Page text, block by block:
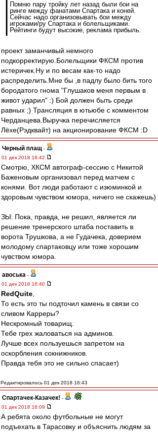
Помню пару тройку лет назад были бои на
ринге между фанатами Спартака и коней.
Сейчас надо организовывать бои между
игроками/ру Спартака и болельщиками.
Рейтинги будут высокие, реклама прибыль.
проект заманчивый.немного
подкорректирую.Болельщики ФКСМ против
истеричек.Ну и по весам как-то надо
распределить.Мне бы ,в падлу было бить того
бородатого гнома "Глушаков меня первым в
живот ударил" :) Бой должен быть среди
равных ;) Трансляция в ютьюбе с комментом
Черданцева.Выручка перечисляется
Лёхе(Рэдквайт) на акционирование ФКСМ :D
Черный плащ -
01 дек 2018 16:42
Смотрю, ХКСМ автограф-сессию с Никитой
Баженовым организовал перед матчем с
конями. Вот люди работают с изюминкой и
здоровым чувством юмора, ничего не скажешь)
ЗЫ: Пока, правда, не решил, является ли
решение тренерского штаба поставить в
ворота Трушкова, а не Гудачека, доверием
молодому спартаковцу или тоже хорошим
чувством юмора.
авоська -
01 дек 2018 16:40
RedQuite
То есть это ты подточил камень в связи со
сливом Карреры?
Нескромный товарищ.
Тебе грех жаловаться на админов.
Лучше всех пользуешься запретом на
оскорбления сокнижников.
Правда тебя это не сильно спасает)
Редактировалось 01 дек 2018 16:43
Спартачек-Казачек! -
01 дек 2018 16:09
А ребята около футбольные не могут
подъехать в Тарасовку и объяснить людям за